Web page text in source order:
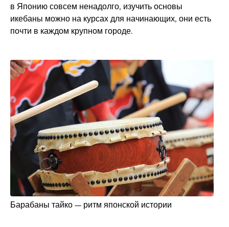
в Японию совсем ненадолго, изучить основы
икебаны можно на курсах для начинающих, они есть
почти в каждом крупном городе.
Барабаны тайко — ритм японской истории